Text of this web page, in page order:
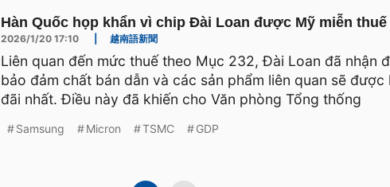
Hàn Quốc họp khẩn vì chip Đài Loan được Mỹ miễn thuế
2026/1/20 17:10 越南語新聞
Liên quan đến mức thuế theo Mục 232, Đài Loan đã nhận
bảo đảm chất bán dẫn và các sản phẩm liên quan sẽ
đãi nhất. Điều này đã khiến cho Văn phòng Tổng thống
Samsung Micron TSMC GDP